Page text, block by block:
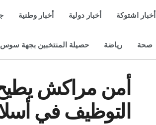
أخبار اشتوكة أخبار دولية أخبار وطنية
صحة رياضة حصيلة المنتخبين بجهة
أمن مراكش
التوظيف في